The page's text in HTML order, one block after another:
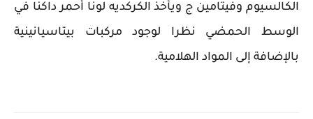
الكالسيوم وفيتامين ج ويأخذ الكركديه لونا أحمر داكنا في
الوسط الحمضي نظرا لوجود مركبات بيتاسيانينية
بالإضافة إلى المواد الهلامية.